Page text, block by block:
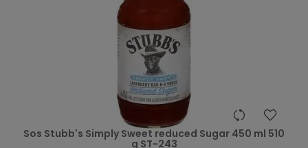
Sos Stubb's Simply Sweet reduced Sugar 450 ml 510
g ST-243